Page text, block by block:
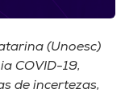
(Unoesc)
COVID-19,
de incertezas,